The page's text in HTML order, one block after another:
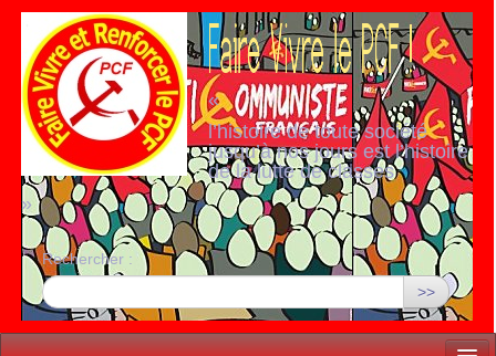
«
l’histoire de toute société
jusqu’à nos jours est l’histoire
de la lutte de classes
»
Rechercher :
>>